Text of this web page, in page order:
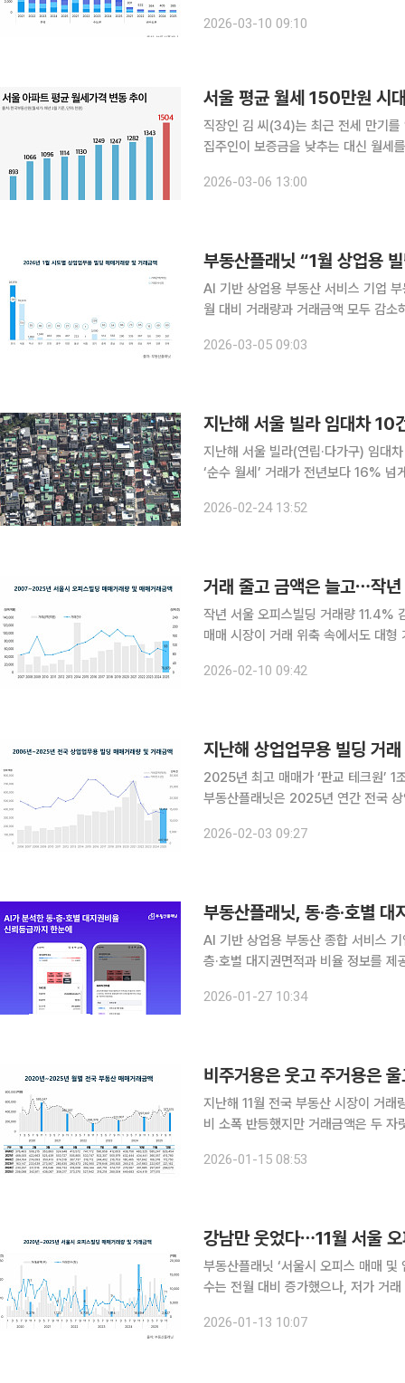
다. AI 기반 상업용 부동산 종합 서
2026-03-10 09:10
서울 평균 월세 150만원 시
직장인 김 씨(34)는 최근 전세 만기
집주인이 보증금을 낮추는 대신 월세
보증 가입 요건이 강화되면서 임대차
2026-03-06 13:00
AI 기반 상업용 부동산 서비스 기업
월 대비 거래량과 거래금액 모두 감소하며 하락 출
무용 빌딩 매매거래량은 1041건으로
2026-03-05 09:03
지난해 서울 빌라 임대차
지난해 서울 빌라(연립·다가구) 임대
‘순수 월세’ 거래가 전년보다 16% 넘게 늘어난 것으로
계됐다. 이 중 전세는 5만2392건,
2026-02-24 13:52
거래 줄고 금액은 늘고⋯작년
작년 서울 오피스빌딩 거래량 11.4% 감소‘대
매매 시장이 거래 위축 속에서도 대
2026-02-10 09:42
지난해 상업업무용 빌딩 거
2025년 최고 매매가 ‘판교 테크원’ 1조9820억 원 거래 AI 기반
부동산플래닛은 2025년 연간 전국 상
입지의 대형 빌딩 거래가 이어지며 전
2026-02-03 09:27
부동산플래닛, 동·층·호별
AI 기반 상업용 부동산 종합 서비스
층·호별 대지권면적과 비율 정보를 제
이번 서비스는 기존 시세 정보에 AI가
2026-01-27 10:34
비주거용은 웃고 주거용은
지난해 11월 전국 부동산 시장이 거
비 소폭 반등했지만 거래금액은 두 자
2026-01-15 08:53
강남만 웃었다⋯11월 서울
부동산플래닛 ‘서울시 오피스 매매 및 임대시장 동향 보고서’
수는 전월 대비 증가했으나, 저가 거
상업용 부동산 종합 서비스 기업 부동
2026-01-13 10:07